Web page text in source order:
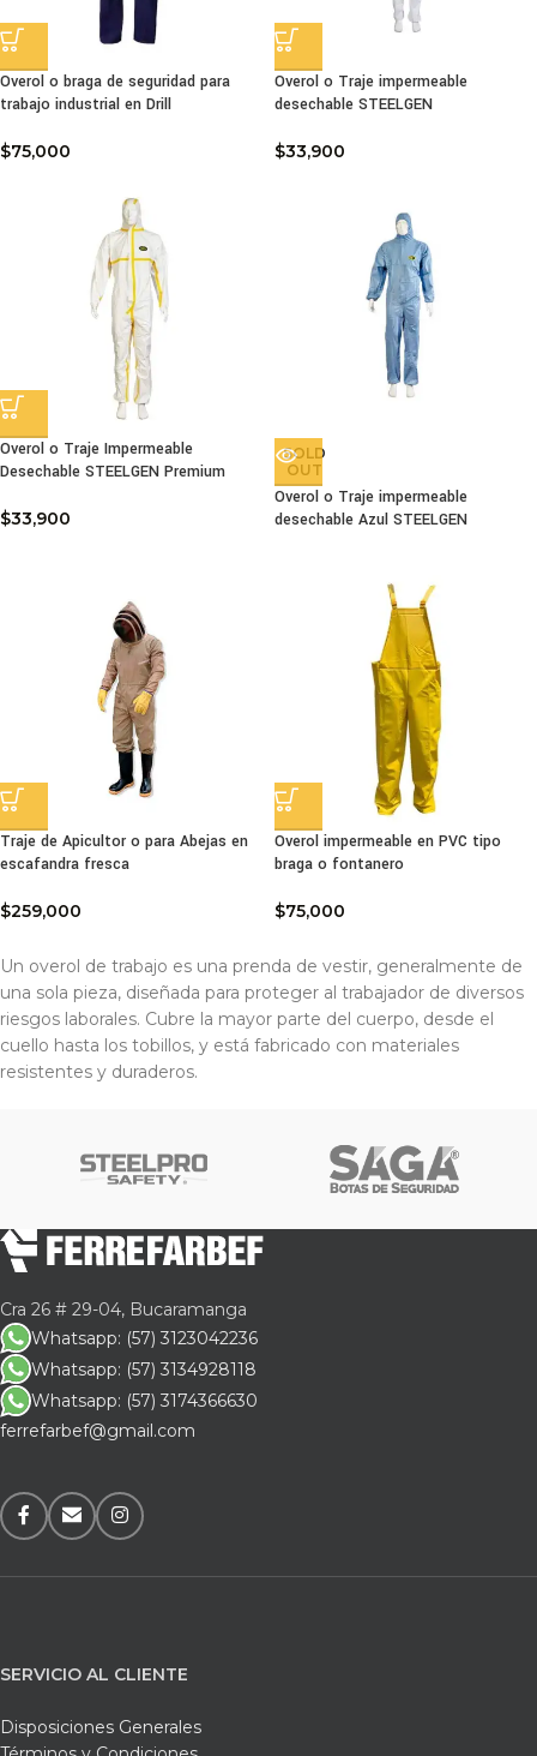
Overol o braga de seguridad para
trabajo industrial en Drill
$75,000
Overol o Traje impermeable
desechable STEELGEN
$33,900
Overol o Traje Impermeable
Desechable STEELGEN Premium
$33,900
SOLD
OUT
Overol o Traje impermeable
desechable Azul STEELGEN
Traje de Apicultor o para Abejas en
escafandra fresca
$259,000
Overol impermeable en PVC tipo
braga o fontanero
$75,000
Un overol de trabajo es una prenda de vestir, generalmente de
una sola pieza, diseñada para proteger al trabajador de diversos
riesgos laborales. Cubre la mayor parte del cuerpo, desde el
cuello hasta los tobillos, y está fabricado con materiales
resistentes y duraderos.
Cra 26 # 29-04, Bucaramanga
Whatsapp: (57) 3123042236
Whatsapp: (57) 3134928118
Whatsapp: (57) 3174366630
ferrefarbef@gmail.com
SERVICIO AL CLIENTE
Disposiciones Generales